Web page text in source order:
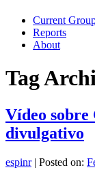
Current
Reports
About
Tag
Vídeo
divulgativo
espinr| Posted on: